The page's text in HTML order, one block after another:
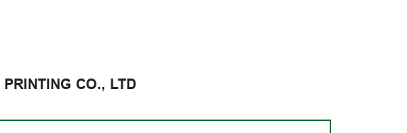
CO., LTD